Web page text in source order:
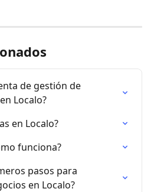
de gestión de
Localo?
en Localo?
funciona?
pasos para
en Localo?